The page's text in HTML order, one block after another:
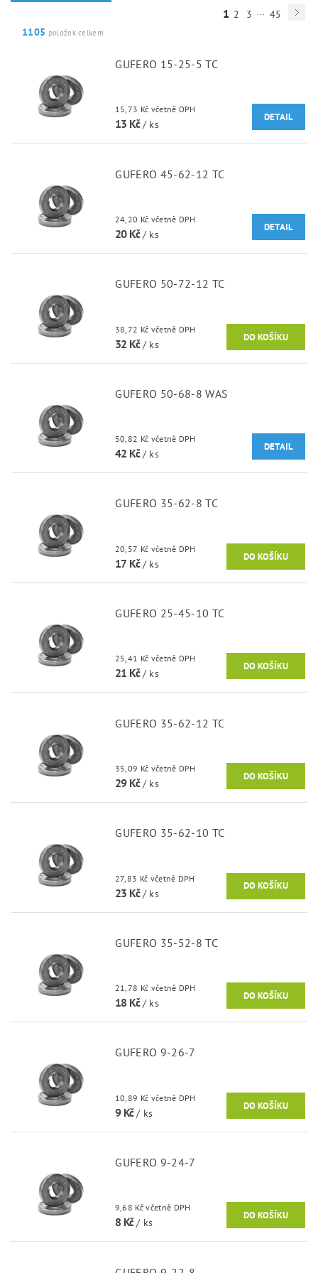
1 2 3 ... 45
1105 položek celkem
GUFERO 15-25-5 TC
15,73 Kč včetně DPH
13 Kč/ ks
DETAIL
GUFERO 45-62-12 TC
24,20 Kč včetně DPH
20 Kč/ ks
DETAIL
GUFERO 50-72-12 TC
38,72 Kč včetně DPH
32 Kč/ ks
GUFERO 50-68-8 WAS
50,82 Kč včetně DPH
42 Kč/ ks
DETAIL
GUFERO 35-62-8 TC
20,57 Kč včetně DPH
17 Kč/ ks
GUFERO 25-45-10 TC
25,41 Kč včetně DPH
21 Kč/ ks
GUFERO 35-62-12 TC
35,09 Kč včetně DPH
29 Kč/ ks
GUFERO 35-62-10 TC
27,83 Kč včetně DPH
23 Kč/ ks
GUFERO 35-52-8 TC
21,78 Kč včetně DPH
18 Kč/ ks
GUFERO 9-26-7
10,89 Kč včetně DPH
9 Kč/ ks
GUFERO 9-24-7
9,68 Kč včetně DPH
8 Kč/ ks